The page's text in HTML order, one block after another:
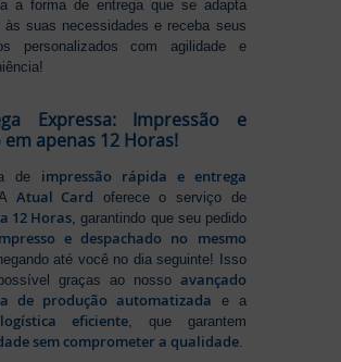
a forma de entrega que se adapta
às suas necessidades e receba seus
personalizados com agilidade e
Expressa: Impressão e
em apenas 12 Horas!
de impressão rápida e entrega
Atual Card oferece o serviço de
12 Horas , garantindo que seu pedido
e despachado no mesmo
até você no dia seguinte! Isso
graças ao nosso avançado
de produção automatizada e a
logística eficiente , que garantem
sem comprometer a qualidade